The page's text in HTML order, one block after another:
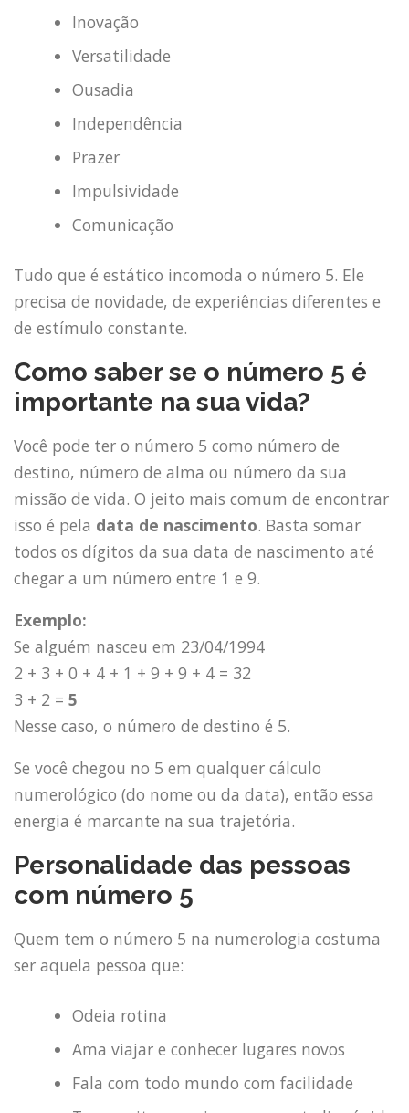
Inovação
Versatilidade
Ousadia
Independência
Prazer
Impulsividade
Comunicação
Tudo que é estático incomoda o número 5. Ele
precisa de novidade, de experiências diferentes e
de estímulo constante.
Como saber se o número 5 é
importante na sua vida?
Você pode ter o número 5 como número de
destino, número de alma ou número da sua
missão de vida. O jeito mais comum de encontrar
isso é pela data de nascimento. Basta somar
todos os dígitos da sua data de nascimento até
chegar a um número entre 1 e 9.
Exemplo:
Se alguém nasceu em 23/04/1994
2 + 3 + 0 + 4 + 1 + 9 + 9 + 4 = 32
3 + 2 = 5
Nesse caso, o número de destino é 5.
Se você chegou no 5 em qualquer cálculo
numerológico (do nome ou da data), então essa
energia é marcante na sua trajetória.
Personalidade das pessoas
com número 5
Quem tem o número 5 na numerologia costuma
ser aquela pessoa que:
Odeia rotina
Ama viajar e conhecer lugares novos
Fala com todo mundo com facilidade